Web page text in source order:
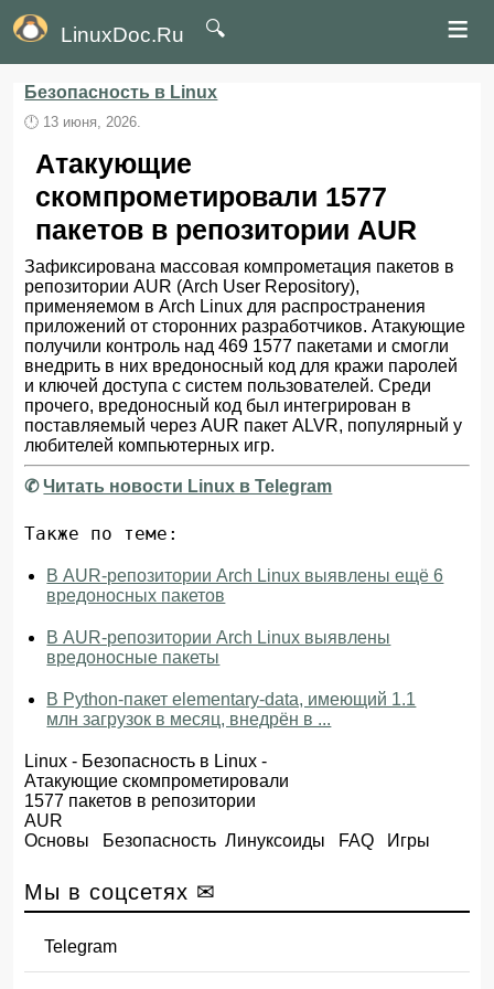
LinuxDoc.Ru 🔍 ≡
Безопасность в Linux
🕛 13 июня, 2026.
Атакующие
скомпрометировали 1577
пакетов в репозитории AUR
Зафиксирована массовая компрометация пакетов в
репозитории AUR (Arch User Repository),
применяемом в Arch Linux для распространения
приложений от сторонних разработчиков. Атакующие
получили контроль над 469 1577 пакетами и смогли
внедрить в них вредоносный код для кражи паролей
и ключей доступа с систем пользователей. Среди
прочего, вредоносный код был интегрирован в
поставляемый через AUR пакет ALVR, популярный у
любителей компьютерных игр.
✆Читать новости Linux в Telegram
Также по теме:
В AUR-репозитории Arch Linux выявлены ещё 6
вредоносных пакетов
В AUR-репозитории Arch Linux выявлены
вредоносные пакеты
В Python-пакет elementary-data, имеющий 1.1
млн загрузок в месяц, внедрён в ...
Linux - Безопасность в Linux -
Атакующие скомпрометировали
1577 пакетов в репозитории
AUR
Основы
Безопасность Линуксоиды FAQ Игры
Мы в соцсетях ✉
Telegram